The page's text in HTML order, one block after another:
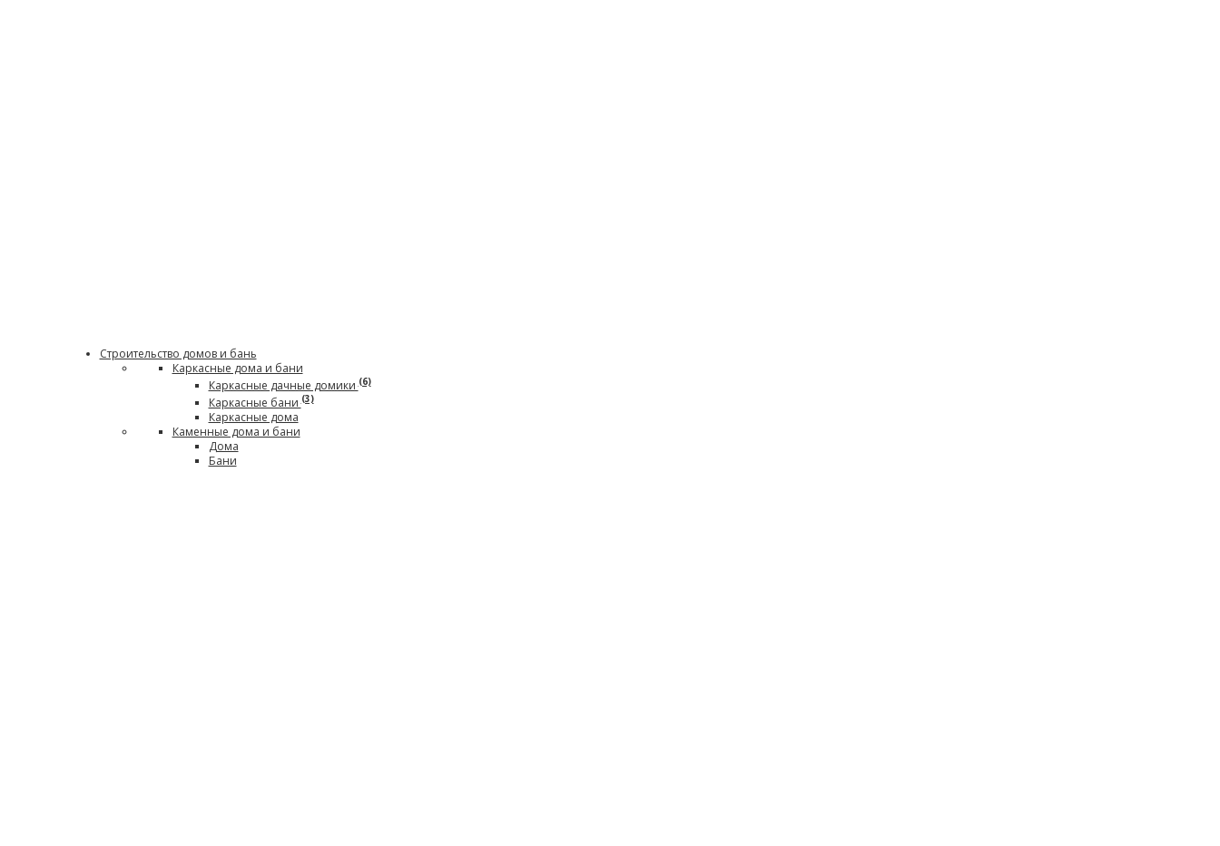
Строительство домов и бань
Каркасные дома и бани
Каркасные дачные домики(6)
Каркасные бани(3)
Каркасные дома
Каменные дома и бани
Дома
Бани